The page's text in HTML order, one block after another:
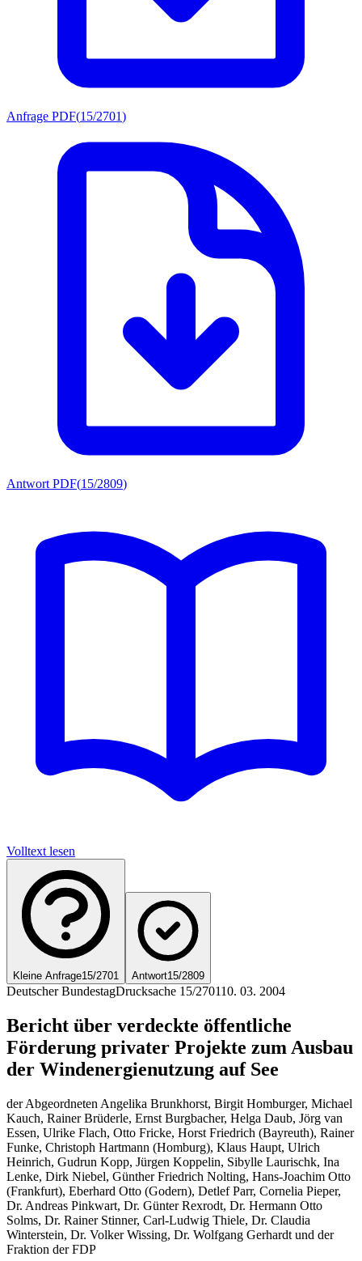
Anfrage PDF(15/2701)
Antwort PDF(15/2809)
Volltext lesen
Kleine Anfrage15/2701 Antwort15/2809
Deutscher BundestagDrucksache 15/270110. 03. 2004
Bericht über verdeckte öffentliche
Förderung privater Projekte zum Ausbau
der Windenergienutzung auf See
der Abgeordneten Angelika Brunkhorst, Birgit Homburger, Michael
Kauch, Rainer Brüderle, Ernst Burgbacher, Helga Daub, Jörg van
Essen, Ulrike Flach, Otto Fricke, Horst Friedrich (Bayreuth), Rainer
Funke, Christoph Hartmann (Homburg), Klaus Haupt, Ulrich
Heinrich, Gudrun Kopp, Jürgen Koppelin, Sibylle Laurischk, Ina
Lenke, Dirk Niebel, Günther Friedrich Nolting, Hans-Joachim Otto
(Frankfurt), Eberhard Otto (Godern), Detlef Parr, Cornelia Pieper,
Dr. Andreas Pinkwart, Dr. Günter Rexrodt, Dr. Hermann Otto
Solms, Dr. Rainer Stinner, Carl-Ludwig Thiele, Dr. Claudia
Winterstein, Dr. Volker Wissing, Dr. Wolfgang Gerhardt und der
Fraktion der FDP